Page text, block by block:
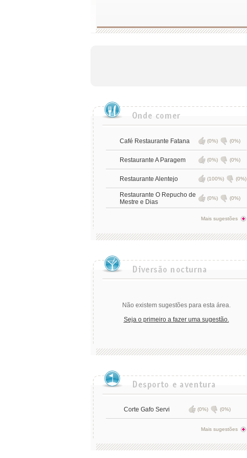
Café Restaurante Fatana (0%) (0%)
Restaurante A Paragem (0%) (0%)
Restaurante Alentejo (100%) (0%)
Restaurante O Repucho de
Mestre e Dias
(0%) (0%)
Mais sugestões
Não existem sugestões para esta área.
Seja o primeiro a fazer uma sugestão.
Corte Gafo Servi (0%) (0%)
Mais sugestões